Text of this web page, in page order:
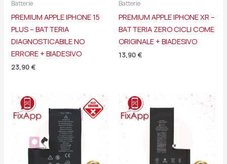
Batterie
PREMIUM APPLE IPHONE 15
PLUS – BATTERIA
DIAGNOSTICABILE NO
ERRORE + BIADESIVO
23,90 €
Batterie
PREMIUM APPLE IPHONE XR –
BATTERIA ZERO CICLI COME
ORIGINALE + BIADESIVO
13,90 €